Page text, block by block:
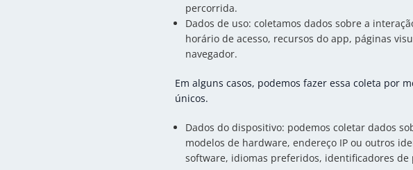
percorrida.
Dados de uso: coletamos dados sobre a
horário de acesso, recursos do app, páginas
navegador.
Em alguns casos, podemos fazer essa coleta por
únicos.
Dados do dispositivo: podemos coletar dados
modelos de hardware, endereço IP ou outros
software, idiomas preferidos, identificadores